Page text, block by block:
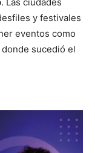
y festivales
eventos como
sucedió el